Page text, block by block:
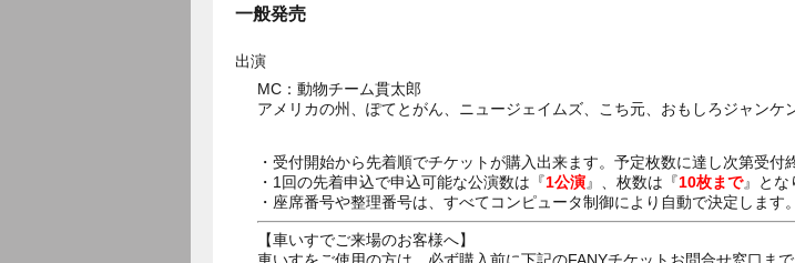
一般発売
出演
MC：動物チーム貫太郎
・受付開始から先着順でチケットが購入出来ます。予定枚数に達し次第受付
・1回の先着申込で申込可能な公演数は『1公演』、枚数は『10枚まで』とな
・座席番号や整理番号は、すべてコンピュータ制御により自動で決定します。
【車いすでご来場のお客様へ】